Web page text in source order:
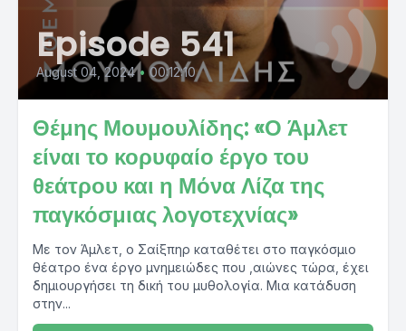
Episode 541
August 04, 2024 • 00:12:10
Θέμης Μουμουλίδης: «Ο Άμλετ
είναι το κορυφαίο έργο του
θεάτρου και η Μόνα Λίζα της
παγκόσμιας λογοτεχνίας»
Με τον Άμλετ, ο Σαίξπηρ καταθέτει στο παγκόσμιο
θέατρο ένα έργο μνημειώδες που ,αιώνες τώρα, έχει
δημιουργήσει τη δική του μυθολογία. Μια κατάδυση
στην...